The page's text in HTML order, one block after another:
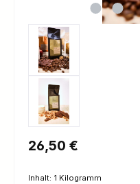
Regulärer Preis:
26,50 €
Inhalt: 1 Kilogramm